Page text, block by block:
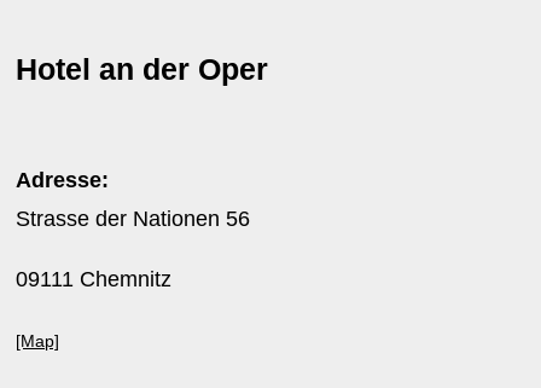
Hotel an der Oper
Adresse:
Strasse der Nationen 56
09111 Chemnitz
[Map]